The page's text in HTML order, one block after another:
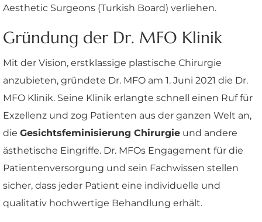
Aesthetic Surgeons (Turkish Board) verliehen.
Gründung der Dr. MFO Klinik
Mit der Vision, erstklassige plastische Chirurgie
anzubieten, gründete Dr. MFO am 1. Juni 2021 die Dr.
MFO Klinik. Seine Klinik erlangte schnell einen Ruf für
Exzellenz und zog Patienten aus der ganzen Welt an,
die Gesichtsfeminisierung Chirurgie und andere
ästhetische Eingriffe. Dr. MFOs Engagement für die
Patientenversorgung und sein Fachwissen stellen
sicher, dass jeder Patient eine individuelle und
qualitativ hochwertige Behandlung erhält.